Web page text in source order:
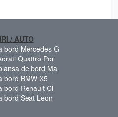
/ AUTO
bord Mercedes G
Quattro Por
de bord Ma
bord BMW X5
bord Renault Cl
bord Seat Leon